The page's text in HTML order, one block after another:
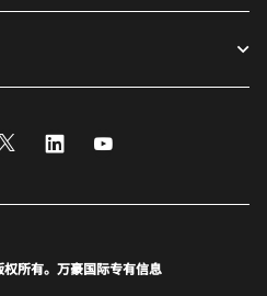
Twitter LinkedIn
所有。万豪国际专有信息